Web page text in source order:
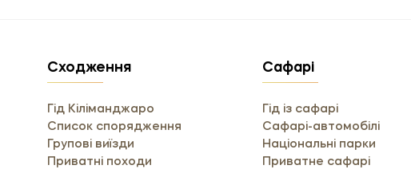
Сходження
Гід Кіліманджаро
Список спорядження
Групові виїзди
Приватні походи
Сафарі
Гід із сафарі
Сафарі-автомобілі
Національні парки
Приватне сафарі